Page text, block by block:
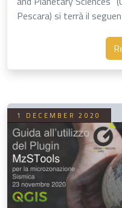
Pescara) si terrà il
Earthquake 2017” (24 …
1 DECEMBER 2020